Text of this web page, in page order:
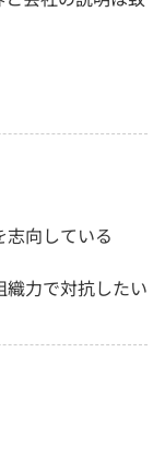
志向している
織力で対抗したい